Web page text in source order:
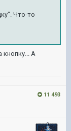
Что-то
кнопку... А
11 493